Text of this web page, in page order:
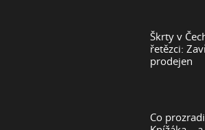
Škrty v
řetězci:
prodejen
Co